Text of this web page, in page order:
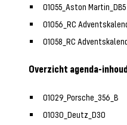
01055_Aston Martin_DB5
01056_RC
01058_RC
Overzicht agenda-
01029_Porsche_356_B
01030_Deutz_D30